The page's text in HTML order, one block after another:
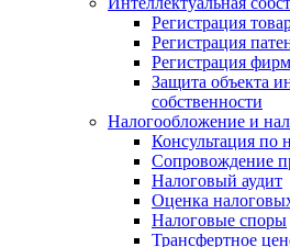
Регистрация
Регистрация
Регистрация
Защита объекта
собственности
Налогообложение и
Консультация по
Сопровождение
Налоговый аудит
Оценка
Налоговые споры
Трансфертное